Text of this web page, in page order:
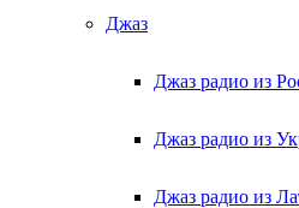
Джаз
Джаз радио из
Джаз радио из
Джаз радио из